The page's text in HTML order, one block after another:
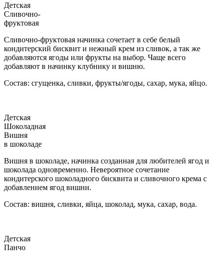
Детская
Сливочно-
фруктовая
Сливочно-фруктовая начинка сочетает в себе белый
кондитерский бисквит и нежный крем из сливок, а так же
добавляются ягоды или фрукты на выбор. Чаще всего
добавляют в начинку клубнику и вишню.
Состав: сгущенка, сливки, фрукты/ягоды, сахар, мука, яйцо.
Детская
Шоколадная
Вишня
в шоколаде
Вишня в шоколаде, начинка созданная для любителей ягод и
шоколада одновременно. Невероятное сочетание
кондитерского шоколадного бисквита и сливочного крема с
добавлением ягод вишни.
Состав: вишня, сливки, яйца, шоколад, мука, сахар, вода.
Детская
Панчо